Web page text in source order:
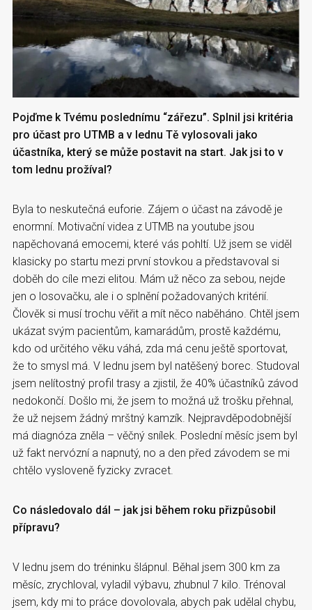
Pojďme k Tvému poslednímu “zářezu”. Splnil jsi kritéria
pro účast pro UTMB a v lednu Tě vylosovali jako
účastníka, který se může postavit na start. Jak jsi to v
tom lednu prožíval?
Byla to neskutečná euforie. Zájem o účast na závodě je
enormní. Motivační videa z UTMB na youtube jsou
napěchovaná emocemi, které vás pohltí. Už jsem se viděl
klasicky po startu mezi první stovkou a představoval si
doběh do cíle mezi elitou. Mám už něco za sebou, nejde
jen o losovačku, ale i o splnění požadovaných kritérií.
Člověk si musí trochu věřit a mít něco naběháno. Chtěl jsem
ukázat svým pacientům, kamarádům, prostě každému,
kdo od určitého věku váhá, zda má cenu ještě sportovat,
že to smysl má. V lednu jsem byl natěšený borec. Studoval
jsem nelítostný profil trasy a zjistil, že 40% účastníků závod
nedokončí. Došlo mi, že jsem to možná už trošku přehnal,
že už nejsem žádný mrštný kamzík. Nejpravděpodobnější
má diagnóza zněla – věčný snílek. Poslední měsíc jsem byl
už fakt nervózní a napnutý, no a den před závodem se mi
chtělo vysloveně fyzicky zvracet.
Co následovalo dál – jak jsi během roku přizpůsobil
přípravu?
V lednu jsem do tréninku šlápnul. Běhal jsem 300 km za
měsíc, zrychloval, vyladil výbavu, zhubnul 7 kilo. Trénoval
jsem, kdy mi to práce dovolovala, abych pak udělal chybu,